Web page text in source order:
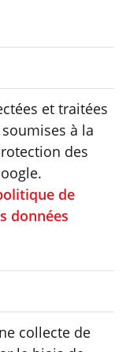
et traitées
à la
des
de
données
collecte de